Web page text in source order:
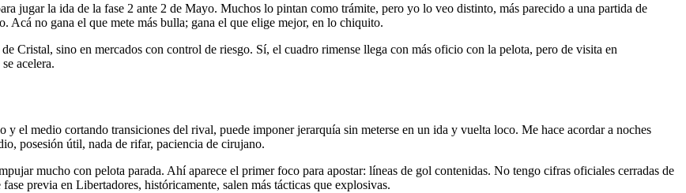
jugar la ida de la fase 2 ante 2 de Mayo. Muchos lo pintan como trámite, pero yo lo veo distinto, más parecido a una partida de
Acá no gana el que mete más bulla; gana el que elige mejor, en lo chiquito.
Cristal, sino en mercados con control de riesgo. Sí, el cuadro rimense llega con más oficio con la pelota, pero de visita en
acelera.
y el medio cortando transiciones del rival, puede imponer jerarquía sin meterse en un ida y vuelta loco. Me hace acordar a noches
posesión útil, nada de rifar, paciencia de cirujano.
mucho con pelota parada. Ahí aparece el primer foco para apostar: líneas de gol contenidas. No tengo cifras oficiales cerradas de
previa en Libertadores, históricamente, salen más tácticas que explosivas.